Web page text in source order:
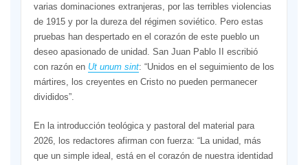
varias dominaciones extranjeras, por las terribles violencias
de 1915 y por la dureza del régimen soviético. Pero estas
pruebas han despertado en el corazón de este pueblo un
deseo apasionado de unidad. San Juan Pablo II escribió
con razón en Ut unum sint: “Unidos en el seguimiento de los
mártires, los creyentes en Cristo no pueden permanecer
divididos”.
En la introducción teológica y pastoral del material para
2026, los redactores afirman con fuerza: “La unidad, más
que un simple ideal, está en el corazón de nuestra identidad